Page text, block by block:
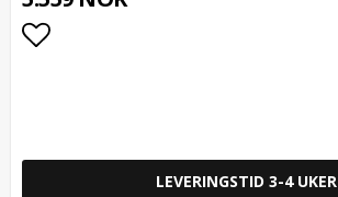
LEVERINGSTID 3-4 UKER